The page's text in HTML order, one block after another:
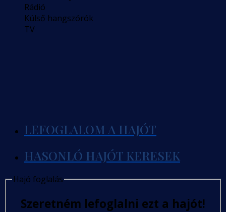
Rádió
Külső hangszórók
TV
LEFOGLALOM A HAJÓT
HASONLÓ HAJÓT KERESEK
Hajó foglalás
Szeretném lefoglalni ezt a hajót!